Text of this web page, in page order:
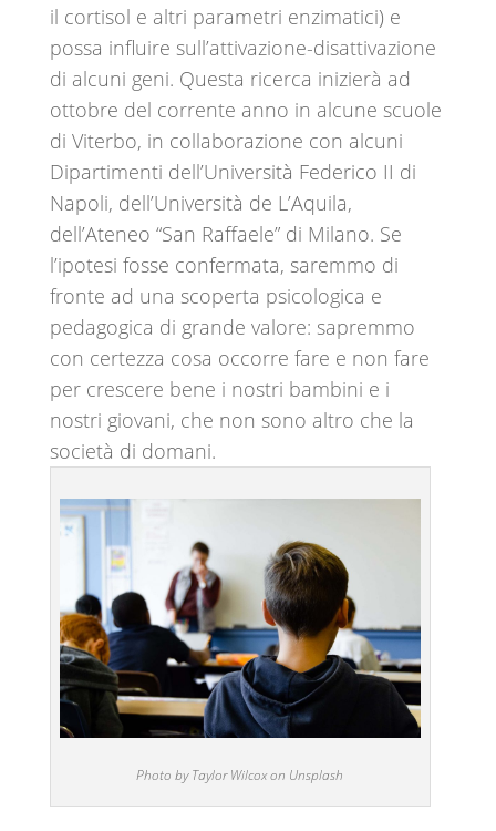
il cortisol e altri parametri enzimatici) e
possa influire sull’attivazione-disattivazione
di alcuni geni. Questa ricerca inizierà ad
ottobre del corrente anno in alcune scuole
di Viterbo, in collaborazione con alcuni
Dipartimenti dell’Università Federico II di
Napoli, dell’Università de L’Aquila,
dell’Ateneo “San Raffaele” di Milano. Se
l’ipotesi fosse confermata, saremmo di
fronte ad una scoperta psicologica e
pedagogica di grande valore: sapremmo
con certezza cosa occorre fare e non fare
per crescere bene i nostri bambini e i
nostri giovani, che non sono altro che la
società di domani.
Photo by Taylor Wilcox on Unsplash